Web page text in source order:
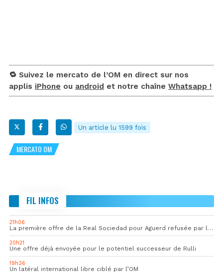
🔁 Suivez le mercato de l’OM en direct sur nos
applis iPhone ou android et notre chaîne Whatsapp !
Un article lu 1599 fois
MERCATO OM
FIL INFOS
21h06
La première offre de la Real Sociedad pour Aguerd refusée par l’OM
20h21
Une offre déjà envoyée pour le potentiel successeur de Rulli
19h36
Un latéral international libre ciblé par l’OM